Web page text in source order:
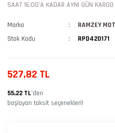
SAAT 16:00'A KADAR AYNI GÜN KARGO
Marka
RAMZEY
Stok Kodu
RPD420171
527,82 TL
55,22 TL’den
başlayan taksit seçenekleri!